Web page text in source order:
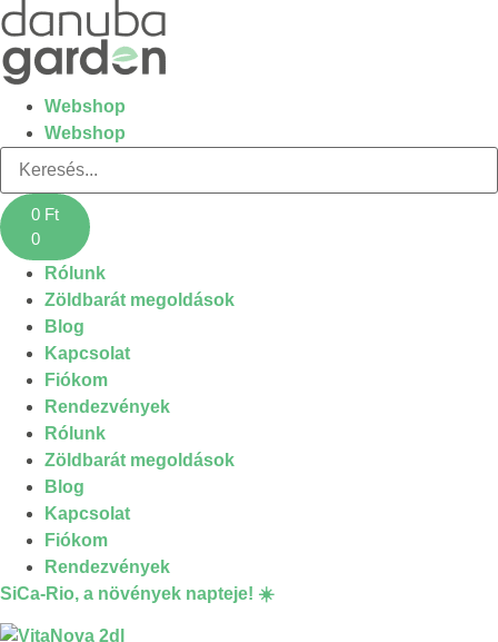
Webshop
Webshop
0 Ft
0
Rólunk
Zöldbarát megoldások
Blog
Kapcsolat
Fiókom
Rendezvények
Rólunk
Zöldbarát megoldások
Blog
Kapcsolat
Fiókom
Rendezvények
SiCa-Rio, a növények napteje! ☀️